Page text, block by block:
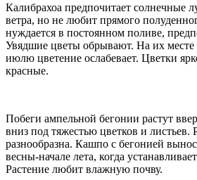
Калибрахоа предпочитает солнечные
ветра, но не любит прямого
нуждается в постоянном поливе,
Увядшие цветы обрывают. На их
июлю цветение ослабевает. Цветки
красные.
Побеги ампельной бегонии растут
вниз под тяжестью цветков и листьев.
разнообразна. Кашпо с бегонией
весны-начале лета, когда
Растение любит влажную почву.